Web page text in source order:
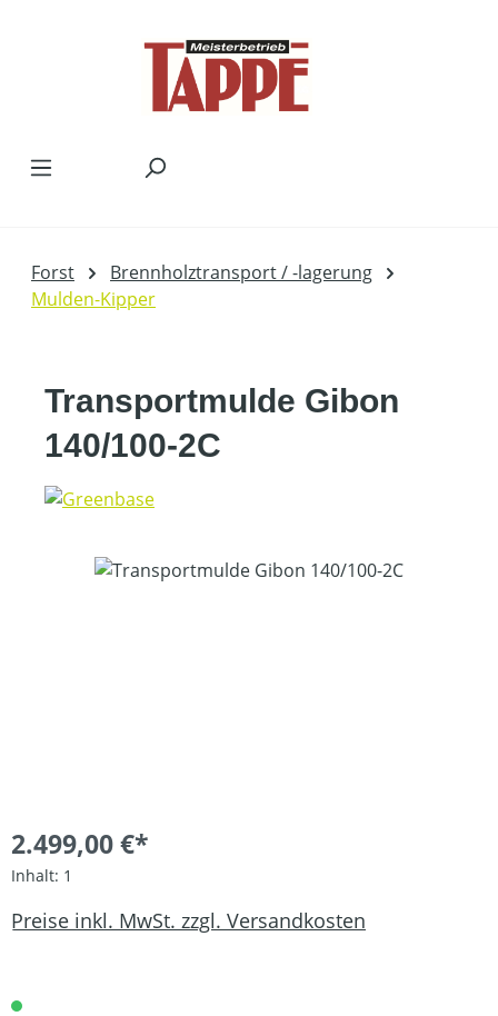
Forst
Brennholztransport / -lagerung
Mulden-Kipper
Transportmulde Gibon
140/100-2C
Bildergalerie überspringen
2.499,00 €*
Inhalt: 1
Preise inkl. MwSt. zzgl. Versandkosten